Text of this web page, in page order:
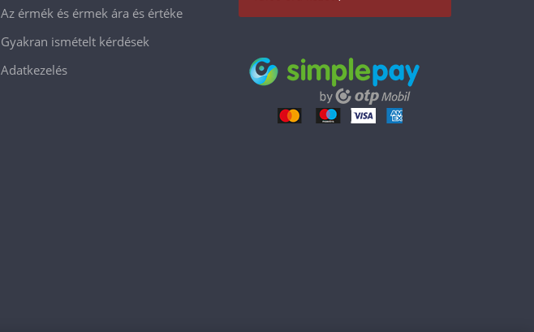
Az érmék és érmek ára és értéke
Gyakran ismételt kérdések
Adatkezelés